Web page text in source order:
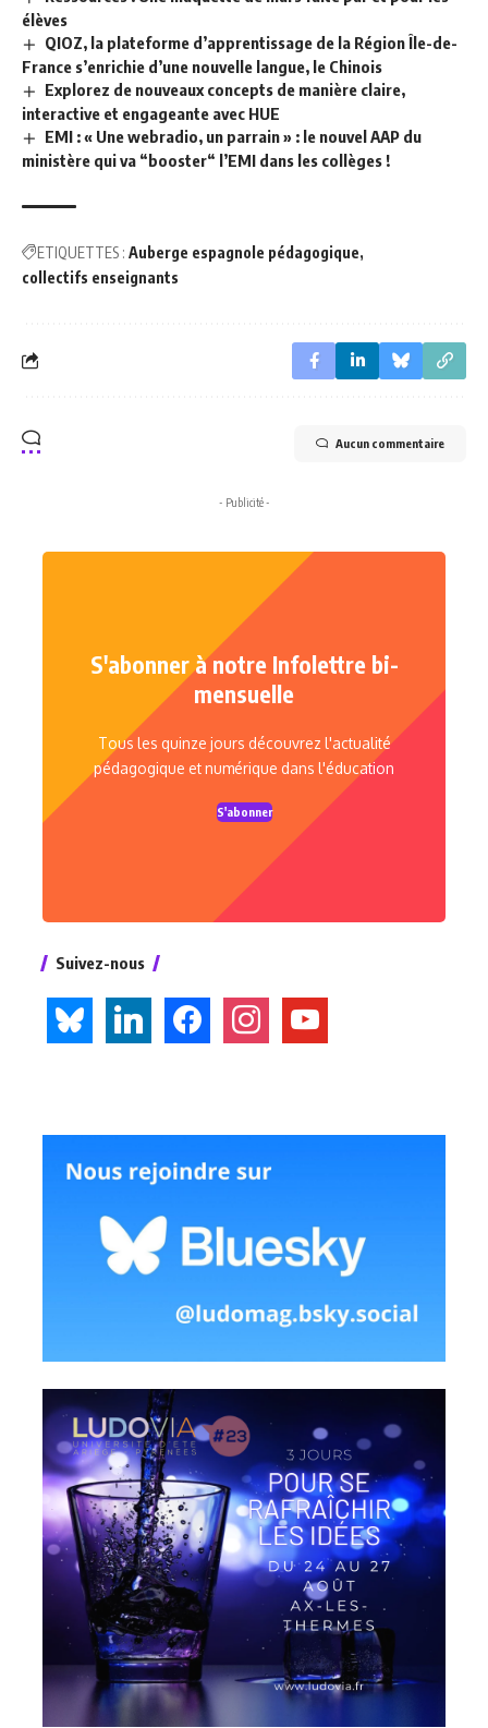
élèves
QIOZ, la plateforme d’apprentissage de la Région Île-de-
France s’enrichie d’une nouvelle langue, le Chinois
Explorez de nouveaux concepts de manière claire,
interactive et engageante avec HUE
EMI : « Une webradio, un parrain » : le nouvel AAP du
ministère qui va “booster“ l’EMI dans les collèges !
ETIQUETTES : Auberge espagnole pédagogique
collectifs enseignants
Aucun commentaire
- Publicité -
S'abonner à notre Infolettre bi-
mensuelle
Tous les quinze jours découvrez l'actualité
pédagogique et numérique dans l'éducation
S'abonner
Suivez-nous
bluesky linkedin facebook instagramyoutube